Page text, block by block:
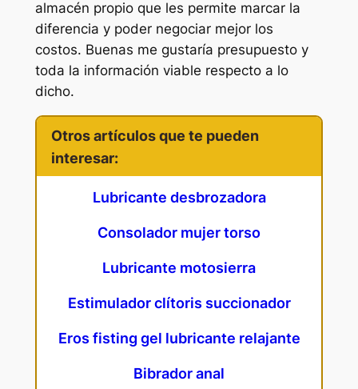
almacén propio que les permite marcar la
diferencia y poder negociar mejor los
costos. Buenas me gustaría presupuesto y
toda la información viable respecto a lo
dicho.
Otros artículos que te pueden
interesar:
Lubricante desbrozadora
Consolador mujer torso
Lubricante motosierra
Estimulador clítoris succionador
Eros fisting gel lubricante relajante
Bibrador anal